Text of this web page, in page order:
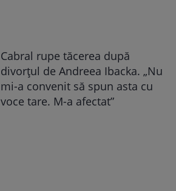
Cabral rupe tăcerea după
divorțul de Andreea Ibacka. „Nu
mi-a convenit să spun asta cu
voce tare. M-a afectat”